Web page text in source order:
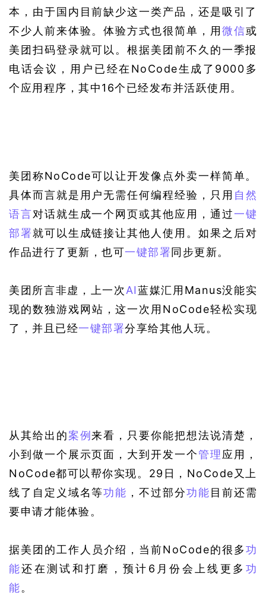
本，由于国内目前缺少这一类产品，还是吸引了
不少人前来体验。体验方式也很简单，用 微信或
美团扫码登录就可以。根据美团前不久的一季报
电话会议，用户已经在NoCode生成了9000多
个应用程序，其中16个已经发布并活跃使用。
美团称NoCode可以让开发像点外卖一样简单。
具体而言就是用户无需任何编程经验，只用 自然
语言对话就生成一个网页或其他应用，通过一键
部署就可以生成链接让其他人使用。如果之后对
作品进行了更新，也可一键部署 同步更新。
美团所言非虚，上一次AI蓝媒汇用Manus没能实
现的数独游戏网站，这一次用NoCode轻松实现
了，并且已经一键部署分享给其他人玩。
从其给出的案例来看，只要你能把想法说清楚，
小到做一个展示页面，大到开发一个管理应用，
NoCode都可以帮你实现。29日，NoCode又上
线了自定义域名等功能 ，不过部分功能目前还需
要申请才能体验。
据美团的工作人员介绍，当前NoCode的很多功
能还在测试和打磨，预计6月份会上线更多 功
能。